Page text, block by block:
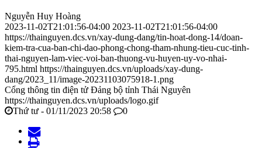
Nguyễn Huy Hoàng
2023-11-02T21:01:56-04:00 2023-11-02T21:01:56-04:00
https://thainguyen.dcs.vn/xay-dung-dang/tin-hoat-dong-14/doan-
kiem-tra-cua-ban-chi-dao-phong-chong-tham-nhung-tieu-cuc-tinh-
thai-nguyen-lam-viec-voi-ban-thuong-vu-huyen-uy-vo-nhai-
795.html https://thainguyen.dcs.vn/uploads/xay-dung-
dang/2023_11/image-20231103075918-1.png
Cổng thông tin điện tử Đảng bộ tỉnh Thái Nguyên
https://thainguyen.dcs.vn/uploads/logo.gif
Thứ tư - 01/11/2023 20:58
0